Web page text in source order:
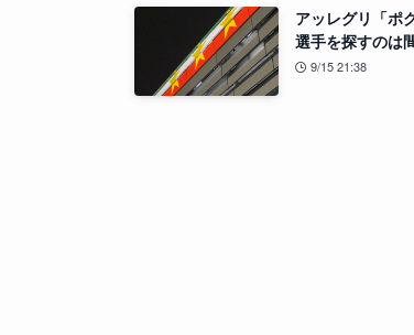
アッレグリ「ポ
選手を探すのは
9/15 21:38